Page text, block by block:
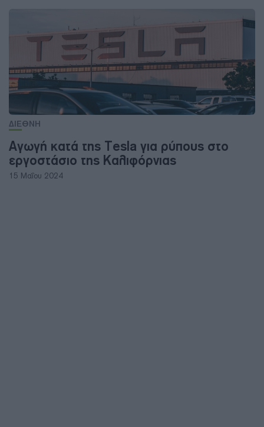
ΔΙΕΘΝΗ
Αγωγή κατά της Tesla για ρύπους στο
εργοστάσιο της Καλιφόρνιας
15 Μαΐου 2024